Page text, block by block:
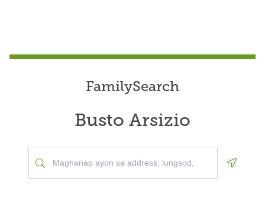
FamilySearch
Busto Arsizio